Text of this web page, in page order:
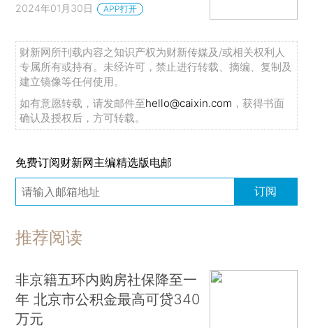
2024年01月30日 APP打开
财新网所刊载内容之知识产权为财新传媒及/或相关权利人
专属所有或持有。未经许可，禁止进行转载、摘编、复制及
建立镜像等任何使用。
如有意愿转载，请发邮件至hello@caixin.com ，获得书面
确认及授权后，方可转载。
免费订阅财新网主编精选版电邮
订阅
推荐阅读
非京籍五环内购房社保降至一
年 北京市公积金最高可贷340
万元